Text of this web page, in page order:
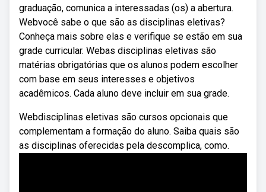
graduação, comunica a interessadas (os) a abertura.
Webvocê sabe o que são as disciplinas eletivas?
Conheça mais sobre elas e verifique se estão em sua
grade curricular. Webas disciplinas eletivas são
matérias obrigatórias que os alunos podem escolher
com base em seus interesses e objetivos
acadêmicos. Cada aluno deve incluir em sua grade.
Webdisciplinas eletivas são cursos opcionais que
complementam a formação do aluno. Saiba quais são
as disciplinas oferecidas pela descomplica, como.